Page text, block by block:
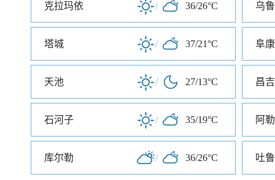
克拉玛依 / 36/26°C 乌
塔城 / 37/21°C 阜康
天池 / 27/13°C 昌吉
石河子 / 35/19°C 阿
库尔勒 / 36/26°C 吐